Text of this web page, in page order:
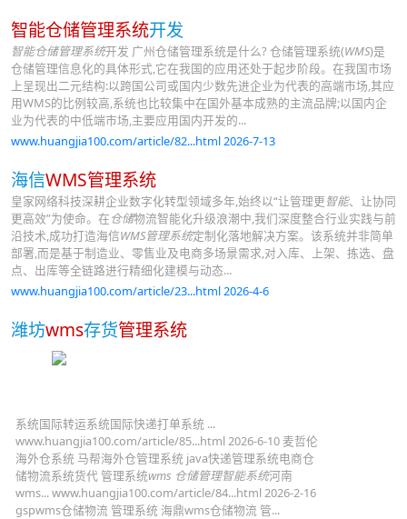
智能仓储管理系统开发
智能仓储管理系统开发 广州仓储管理系统是什么? 仓储管理系统(WMS)是
仓储管理信息化的具体形式,它在我国的应用还处于起步阶段。在我国市场
上呈现出二元结构:以跨国公司或国内少数先进企业为代表的高端市场,其应
用WMS的比例较高,系统也比较集中在国外基本成熟的主流品牌;以国内企
业为代表的中低端市场,主要应用国内开发的...
www.huangjia100.com/article/82...html 2026-7-13
海信WMS管理系统
皇家网络科技深耕企业数字化转型领域多年,始终以“让管理更智能、让协同
更高效”为使命。在仓储物流智能化升级浪潮中,我们深度整合行业实践与前
沿技术,成功打造海信WMS管理系统定制化落地解决方案。该系统并非简单
部署,而是基于制造业、零售业及电商多场景需求,对入库、上架、拣选、盘
点、出库等全链路进行精细化建模与动态...
www.huangjia100.com/article/23...html 2026-4-6
潍坊wms存货管理系统
系统国际转运系统国际快递打单系统 ...
www.huangjia100.com/article/85...html 2026-6-10 麦哲伦
海外仓系统 马帮海外仓管理系统 java快递管理系统电商仓
储物流系统货代 管理系统wms 仓储管理智能系统河南
wms... www.huangjia100.com/article/84...html 2026-2-16
gspwms仓储物流 管理系统 海鼎wms仓储物流 管...